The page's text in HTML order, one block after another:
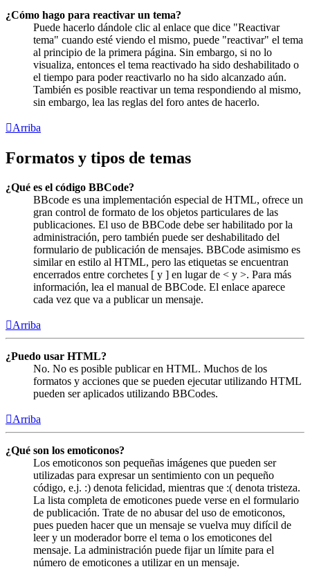
¿Cómo hago para reactivar un tema?
Puede hacerlo dándole clic al enlace que dice "Reactivar
tema" cuando esté viendo el mismo, puede "reactivar" el tema
al principio de la primera página. Sin embargo, si no lo
visualiza, entonces el tema reactivado ha sido deshabilitado o
el tiempo para poder reactivarlo no ha sido alcanzado aún.
También es posible reactivar un tema respondiendo al mismo,
sin embargo, lea las reglas del foro antes de hacerlo.
Arriba
Formatos y tipos de temas
¿Qué es el código BBCode?
BBcode es una implementación especial de HTML, ofrece un
gran control de formato de los objetos particulares de las
publicaciones. El uso de BBCode debe ser habilitado por la
administración, pero también puede ser deshabilitado del
formulario de publicación de mensajes. BBCode asimismo es
similar en estilo al HTML, pero las etiquetas se encuentran
encerrados entre corchetes [ y ] en lugar de < y >. Para más
información, lea el manual de BBCode. El enlace aparece
cada vez que va a publicar un mensaje.
Arriba
¿Puedo usar HTML?
No. No es posible publicar en HTML. Muchos de los
formatos y acciones que se pueden ejecutar utilizando HTML
pueden ser aplicados utilizando BBCodes.
Arriba
¿Qué son los emoticonos?
Los emoticonos son pequeñas imágenes que pueden ser
utilizadas para expresar un sentimiento con un pequeño
código, e.j. :) denota felicidad, mientras que :( denota tristeza.
La lista completa de emoticones puede verse en el formulario
de publicación. Trate de no abusar del uso de emoticonos,
pues pueden hacer que un mensaje se vuelva muy difícil de
leer y un moderador borre el tema o los emoticones del
mensaje. La administración puede fijar un límite para el
número de emoticones a utilizar en un mensaje.